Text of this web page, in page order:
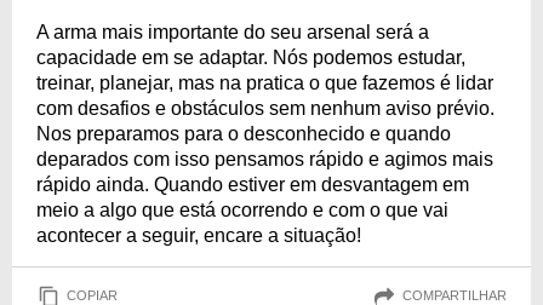
A arma mais importante do seu arsenal será a
capacidade em se adaptar. Nós podemos estudar,
treinar, planejar, mas na pratica o que fazemos é lidar
com desafios e obstáculos sem nenhum aviso prévio.
Nos preparamos para o desconhecido e quando
deparados com isso pensamos rápido e agimos mais
rápido ainda. Quando estiver em desvantagem em
meio a algo que está ocorrendo e com o que vai
acontecer a seguir, encare a situação!
COPIAR COMPARTILHAR